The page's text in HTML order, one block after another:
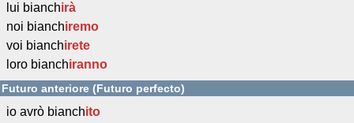
lui bianchirà
noi bianchiremo
voi bianchirete
loro bianchiranno
Futuro anteriore (Futuro perfecto)
io avrò bianchito